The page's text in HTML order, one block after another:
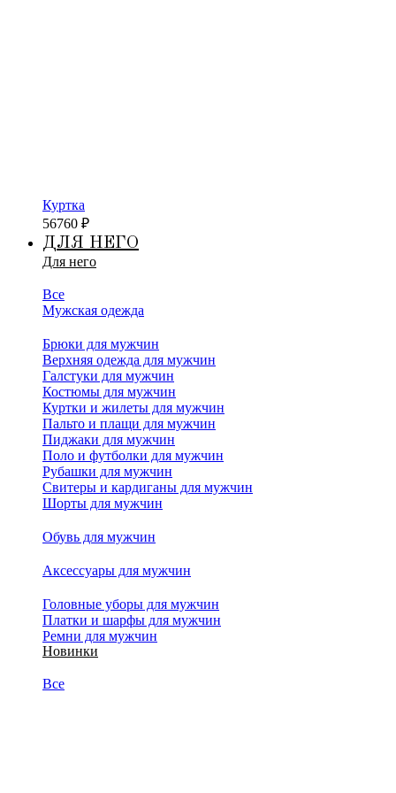
Куртка
56760 ₽
ДЛЯ НЕГО
Для него
Все
Мужская одежда
Брюки для мужчин
Верхняя одежда для мужчин
Галстуки для мужчин
Костюмы для мужчин
Куртки и жилеты для мужчин
Пальто и плащи для мужчин
Пиджаки для мужчин
Поло и футболки для мужчин
Рубашки для мужчин
Свитеры и кардиганы для мужчин
Шорты для мужчин
Обувь для мужчин
Аксессуары для мужчин
Головные уборы для мужчин
Платки и шарфы для мужчин
Ремни для мужчин
Новинки
Все